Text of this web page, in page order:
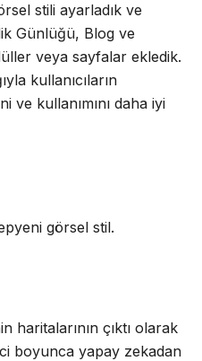
stili ayarladık ve
Günlüğü, Blog ve
veya sayfalar ekledik.
kullanıcıların
ve kullanımını daha iyi
görsel stil.
haritalarının çıktı olarak
boyunca yapay zekadan